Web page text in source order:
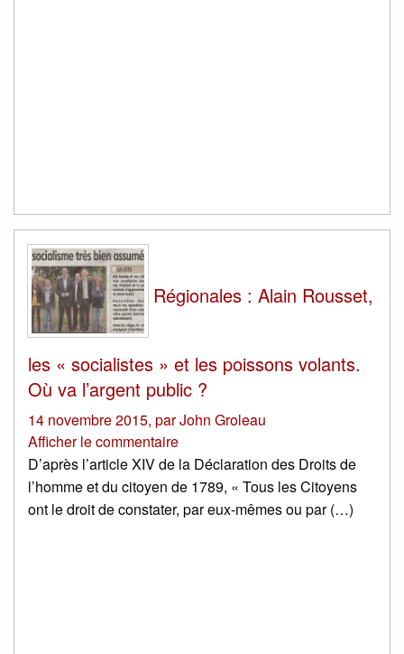
Régionales : Alain Rousset,
les « socialistes » et les poissons volants.
Où va l’argent public ?
14 novembre 2015, parJohn Groleau
Afficher le commentaire
D’après l’article XIV de la Déclaration des Droits de
l’homme et du citoyen de 1789, « Tous les Citoyens
ont le droit de constater, par eux-mêmes ou par (…)